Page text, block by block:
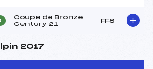
Coupe de Bronze
Century 21
FFS
2017